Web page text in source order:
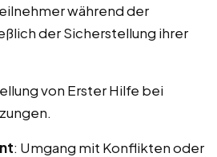
während der
der Sicherstellung ihrer
von Erster Hilfe bei
: Umgang mit Konflikten oder